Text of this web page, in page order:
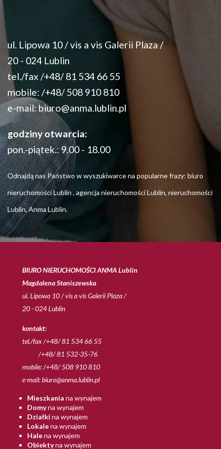
ul. Lipowa 10 / vis a vis Galerii Plaza /
20 - 024 Lublin
tel./fax /+48/ 81 534 66 55
mobile: /+48/ 508 910 810
e-mail:biuro@anma.lublin.pl
godziny otwarcia:
pon.-piątek.: 9.00 - 18.00
Odnajdą nas Państwo w wyszukiwarce na popularne frazy: biuro
nieruchomości Lublin , agencja nieruchomości Lublin, nieruchomości
Lublin, Anma Lublin.
BIURO NIERUCHOMOŚCI ANMA Lublin
Magdalena Staniszewska
ul. Lipowa 10 / vis a vis Galerii Plaza /
20 - 024 Lublin
kontakt:
tel./fax /+48/ 81 534 66 55
/+48/ 81 532-35-76
mobile: /+48/ 508 910 810
e-mail:biuro@anma.lublin.pl
Mieszkania na wynajem
Domyna wynajem
Działki na wynajem
Lokalena wynajem
Halena wynajem
Obiektyna wynajem